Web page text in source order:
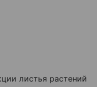
листья растений